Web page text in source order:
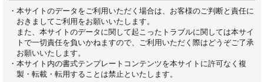
・本サイトのデータをご利用いただく場合は、お客様のご判断と責任に
おきましてご利用をお願いいたします。
また、本サイトのデータに関して起こったトラブルに関しては本サイ
トで一切責任を負いかねますので、ご利用いただく際はどうぞご了承
お願いいたします。
・本サイト内の書式テンプレートコンテンツを本サイトに許可なく複
製・転載・転用することは禁止といたします。